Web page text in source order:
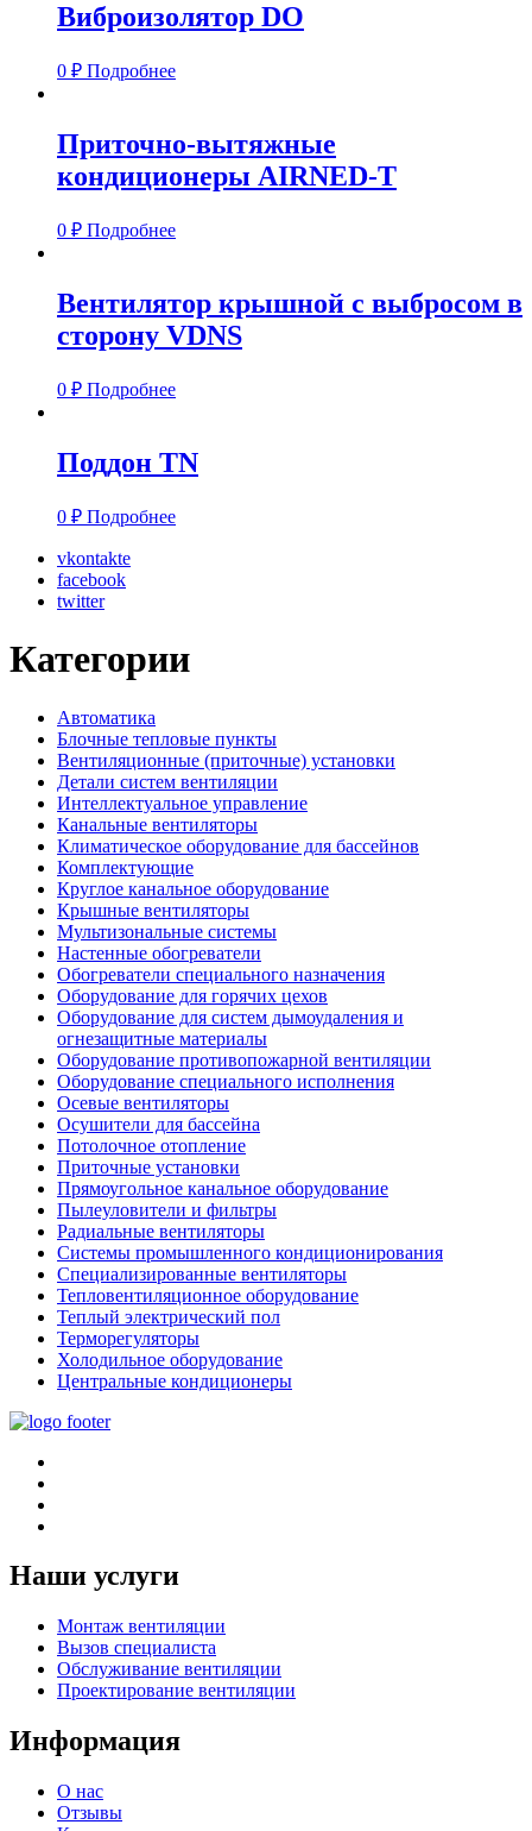
Виброизолятор DO
0 ₽ Подробнее
Приточно-вытяжные
кондиционеры AIRNED-T
0 ₽ Подробнее
Вентилятор крышной с выбросом в
сторону VDNS
0 ₽ Подробнее
Поддон TN
0 ₽ Подробнее
vkontakte
facebook
twitter
Категории
Автоматика
Блочные тепловые пункты
Вентиляционные (приточные) установки
Детали систем вентиляции
Интеллектуальное управление
Канальные вентиляторы
Климатическое оборудование для бассейнов
Комплектующие
Круглое канальное оборудование
Крышные вентиляторы
Мультизональные системы
Настенные обогреватели
Обогреватели специального назначения
Оборудование для горячих цехов
Оборудование для систем дымоудаления и
огнезащитные материалы
Оборудование противопожарной вентиляции
Оборудование специального исполнения
Осевые вентиляторы
Осушители для бассейна
Потолочное отопление
Приточные установки
Прямоугольное канальное оборудование
Пылеуловители и фильтры
Радиальные вентиляторы
Системы промышленного кондиционирования
Специализированные вентиляторы
Тепловентиляционное оборудование
Теплый электрический пол
Терморегуляторы
Холодильное оборудование
Центральные кондиционеры
Наши услуги
Монтаж вентиляции
Вызов специалиста
Обслуживание вентиляции
Проектирование вентиляции
Информация
О нас
Отзывы